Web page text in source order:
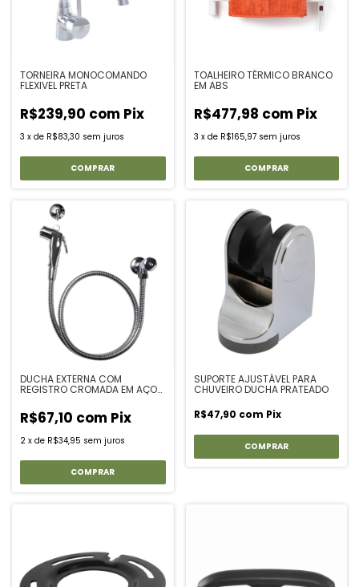
TORNEIRA MONOCOMANDO
FLEXIVEL PRETA
R$239,90 com Pix
3 x de R$83,30 sem juros
TOALHEIRO TÉRMICO BRANCO
EM ABS
R$477,98 com Pix
3 x de R$165,97 sem juros
DUCHA EXTERNA COM
REGISTRO CROMADA EM AÇO
R$67,10 com Pix
2 x de R$34,95 sem juros
SUPORTE AJUSTÁVEL PARA
CHUVEIRO DUCHA PRATEADO
R$47,90 com Pix